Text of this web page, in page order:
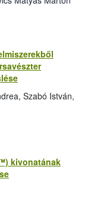
Szabó István,
kivonatának